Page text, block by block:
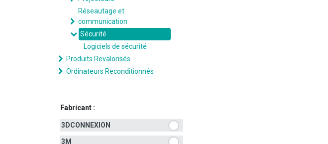
Réseautage et
communication
Sécurité
Logiciels de sécurité
Produits Revalorisés
Ordinateurs Reconditionnés
Fabricant :
3DCONNEXION
3M